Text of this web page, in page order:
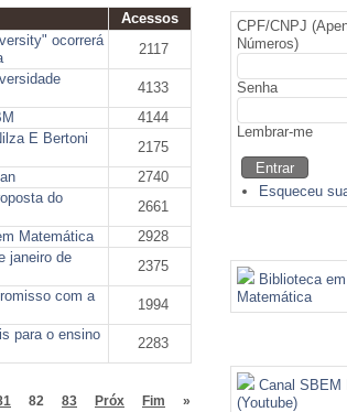
Acessos
ocorrerá
2117
4133
4144
E Bertoni
2175
2740
do
2661
Matemática
2928
janeiro de
2375
com a
1994
para o ensino
2283
82 83 Próx Fim »
CPF/CNPJ
Números)
Senha
Lembrar-me
Esqueceu
Biblioteca
Matemática
Canal SBEM
(Youtube)